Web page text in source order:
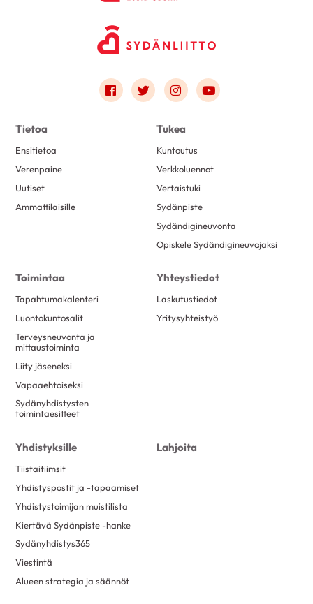
Link to facebook
Link to twitter
Link to instagram
Link to youtube
Tietoa
Ensitietoa
Verenpaine
Uutiset
Ammattilaisille
Tukea
Kuntoutus
Verkkoluennot
Vertaistuki
Sydänpiste
Sydändigineuvonta
Opiskele Sydändigineuvojaksi
Toimintaa
Tapahtumakalenteri
Luontokuntosalit
Terveysneuvonta ja
mittaustoiminta
Liity jäseneksi
Vapaaehtoiseksi
Sydänyhdistysten
toimintaesitteet
Yhteystiedot
Laskutustiedot
Yritysyhteistyö
Yhdistyksille
Tiistaitiimsit
Yhdistyspostit ja -tapaamiset
Yhdistystoimijan muistilista
Kiertävä Sydänpiste -hanke
Sydänyhdistys365
Viestintä
Alueen strategia ja säännöt
Lahjoita